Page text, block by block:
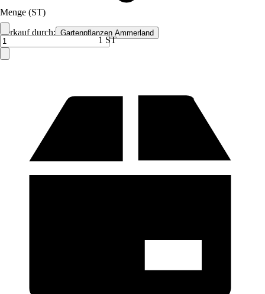
Verkauf durch: Gartenpflanzen Ammerland
Menge (ST)
1 ST